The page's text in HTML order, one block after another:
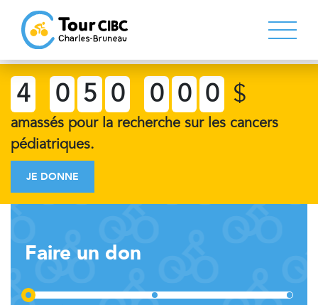
4 0 5 0 0 0 0 $
amassés pour la recherche sur les cancers
pédiatriques.
JE DONNE
Faire un don